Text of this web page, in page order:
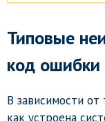
Типовые
код ошибки
В зависимости от
как устроена